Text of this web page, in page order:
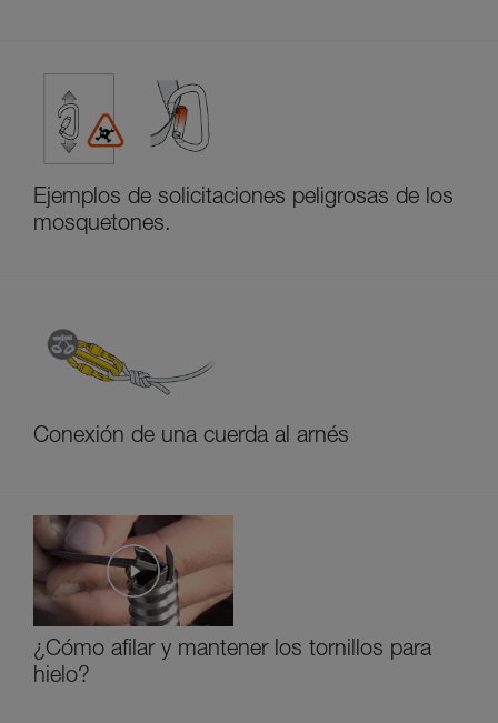
Ejemplos de solicitaciones peligrosas de los
mosquetones.
Conexión de una cuerda al arnés
¿Cómo afilar y mantener los tornillos para
hielo?